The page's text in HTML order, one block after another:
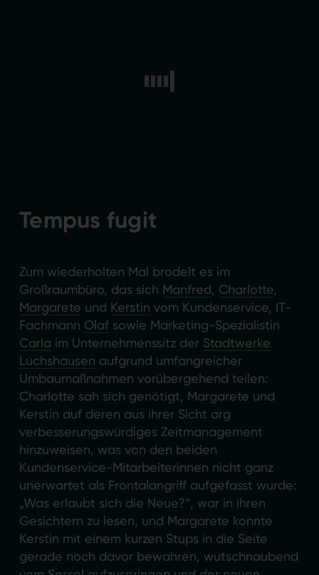
Tempus fugit
Zum wiederholten Mal brodelt es im
Großraumbüro, das sich Manfred, Charlotte,
Margarete und Kerstin vom Kundenservice, IT-
Fachmann Olaf sowie Marketing-Spezialistin
Carla im Unternehmenssitz der Stadtwerke
Luchshausen aufgrund umfangreicher
Umbaumaßnahmen vorübergehend teilen:
Charlotte sah sich genötigt, Margarete und
Kerstin auf deren aus ihrer Sicht arg
verbesserungswürdiges Zeitmanagement
hinzuweisen, was von den beiden
Kundenservice-Mitarbeiterinnen nicht ganz
unerwartet als Frontalangriff aufgefasst wurde:
„Was erlaubt sich die Neue?“, war in ihren
Gesichtern zu lesen, und Margarete konnte
Kerstin mit einem kurzen Stups in die Seite
gerade noch davor bewahren, wutschnaubend